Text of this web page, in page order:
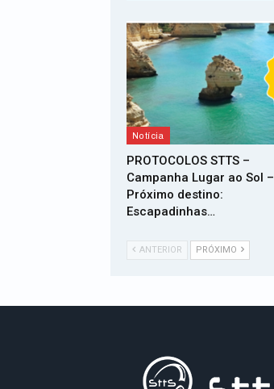
Notícia
PROTOCOLOS STTS –
Campanha Lugar ao Sol –
Próximo destino:
Escapadinhas…
ANTERIOR PRÓXIMO